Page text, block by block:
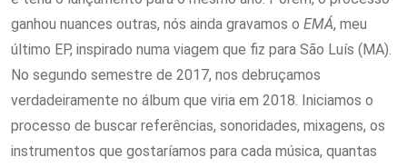
ganhou nuances outras, nós ainda gravamos o EMÁ, meu
último EP, inspirado numa viagem que fiz para São Luís (MA).
No segundo semestre de 2017, nos debruçamos
verdadeiramente no álbum que viria em 2018. Iniciamos o
processo de buscar referências, sonoridades, mixagens, os
instrumentos que gostaríamos para cada música, quantas